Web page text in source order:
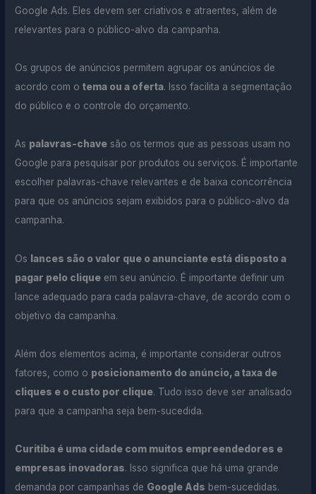
Google Ads. Eles devem ser criativos e atraentes, além de
relevantes para o público-alvo da campanha.
Os grupos de anúncios permitem agrupar os anúncios de
acordo com otema ou a oferta. Isso facilita a segmentação
do público e o controle do orçamento.
As palavras-chave são os termos que as pessoas usam no
Google para pesquisar por produtos ou serviços. É importante
escolher palavras-chave relevantes e de baixa concorrência
para que os anúncios sejam exibidos para o público-alvo da
campanha.
Os lances são o valor que o anunciante está disposto a
pagar pelo clique em seu anúncio. É importante definir um
lance adequado para cada palavra-chave, de acordo com o
objetivo da campanha.
Além dos elementos acima, é importante considerar outros
fatores, como o posicionamento do anúncio, a taxa de
cliques e o custo por clique. Tudo isso deve ser analisado
para que a campanha seja bem-sucedida.
Curitiba é uma cidade com muitos empreendedores e
empresas inovadoras. Isso significa que há uma grande
demanda por campanhas de Google Ads bem-sucedidas.